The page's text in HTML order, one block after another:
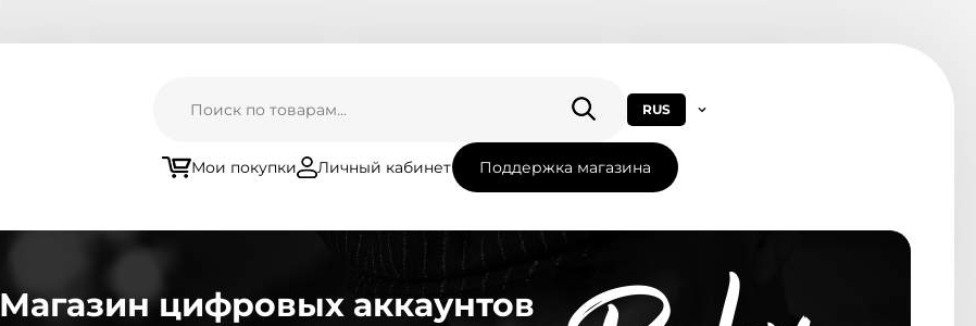
RUS
Мои покупки Личный кабинет Поддержка магазина
Магазин цифровых аккаунтов